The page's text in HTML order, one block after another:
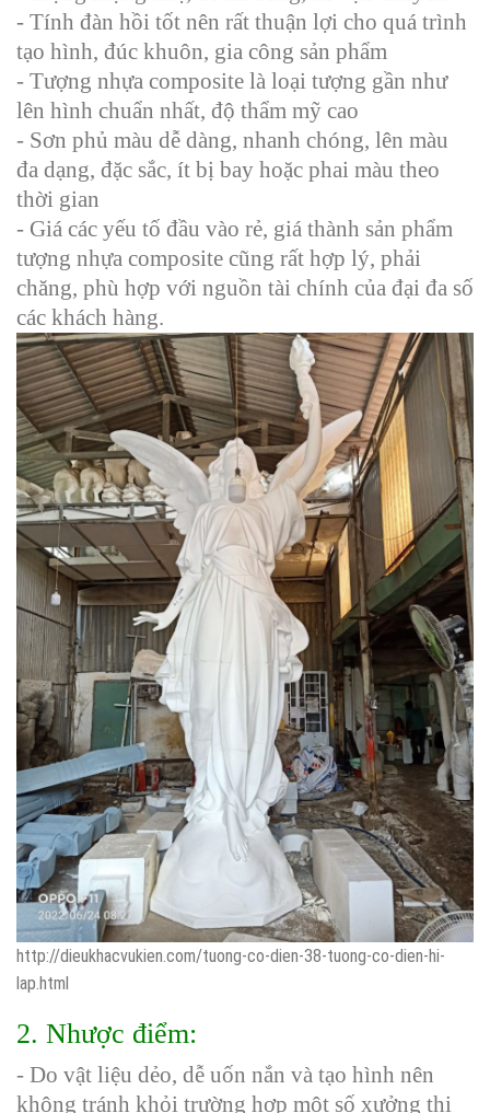
- Tính đàn hồi tốt nên rất thuận lợi cho quá trình
tạo hình, đúc khuôn, gia công sản phẩm
- Tượng nhựa composite là loại tượng gần như
lên hình chuẩn nhất, độ thẩm mỹ cao
- Sơn phủ màu dễ dàng, nhanh chóng, lên màu
đa dạng, đặc sắc, ít bị bay hoặc phai màu theo
thời gian
- Giá các yếu tố đầu vào rẻ, giá thành sản phẩm
tượng nhựa composite cũng rất hợp lý, phải
chăng, phù hợp với nguồn tài chính của đại đa số
các khách hàng.
http://dieukhacvukien.com/tuong-co-dien-38-tuong-co-dien-hi-
lap.html
2. Nhược điểm:
- Do vật liệu dẻo, dễ uốn nắn và tạo hình nên
không tránh khỏi trường hợp một số xưởng thi